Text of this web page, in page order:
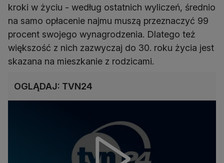
kroki w życiu - według ostatnich wyliczeń, średnio
na samo opłacenie najmu muszą przeznaczyć 99
procent swojego wynagrodzenia. Dlatego też
większość z nich zazwyczaj do 30. roku życia jest
skazana na mieszkanie z rodzicami.
OGLĄDAJ: TVN24